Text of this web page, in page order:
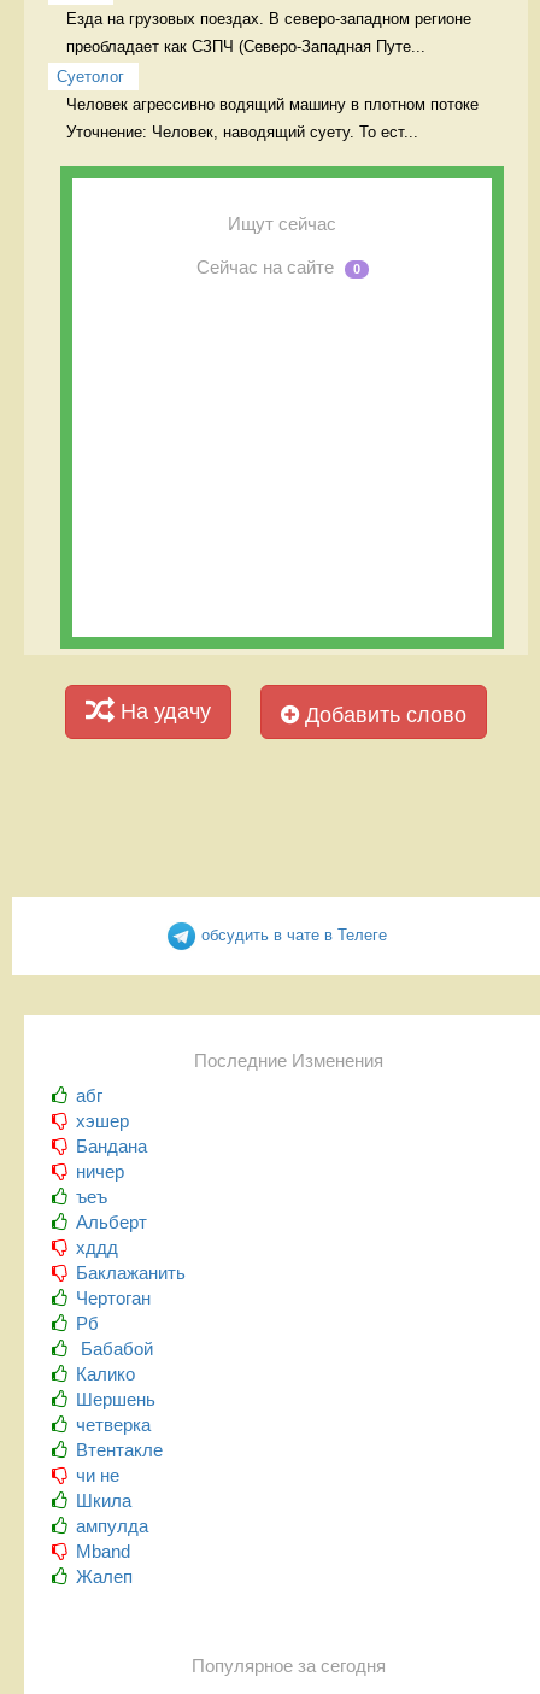
Езда на грузовых поездах. В северо-западном регионе
преобладает как СЗПЧ (Северо-Западная Путе...
Суетолог
Человек агрессивно водящий машину в плотном потоке
Уточнение: Человек, наводящий суету. То ест...
Ищут сейчас
Сейчас на сайте 0
На удачу Добавить слово
обсудить в чате в Телеге
Последние Изменения
абг
хэшер
Бандана
ничер
ъеъ
Альберт
хддд
Баклажанить
Чертоган
Рб
Бабабой
Калико
Шершень
четверка
Втентакле
чи не
Шкила
ампулда
Mband
Жалеп
Популярное за сегодня